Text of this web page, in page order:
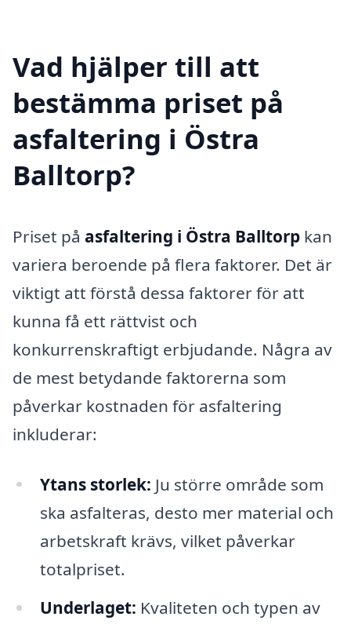
Vad hjälper till att
bestämma priset på
asfaltering i Östra
Balltorp?
Priset på asfaltering i Östra Balltorp kan
variera beroende på flera faktorer. Det är
viktigt att förstå dessa faktorer för att
kunna få ett rättvist och
konkurrenskraftigt erbjudande. Några av
de mest betydande faktorerna som
påverkar kostnaden för asfaltering
inkluderar:
Ytans storlek: Ju större område som
ska asfalteras, desto mer material och
arbetskraft krävs, vilket påverkar
totalpriset.
Underlaget: Kvaliteten och typen av